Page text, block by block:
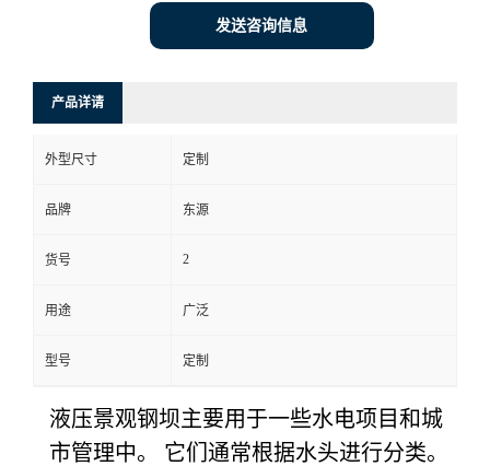
发送咨询信息
产品详请
外型尺寸 定制
品牌 东源
货号 2
用途 广泛
型号 定制
液压景观钢坝主要用于一些水电项目和城
市管理中。 它们通常根据水头进行分类。